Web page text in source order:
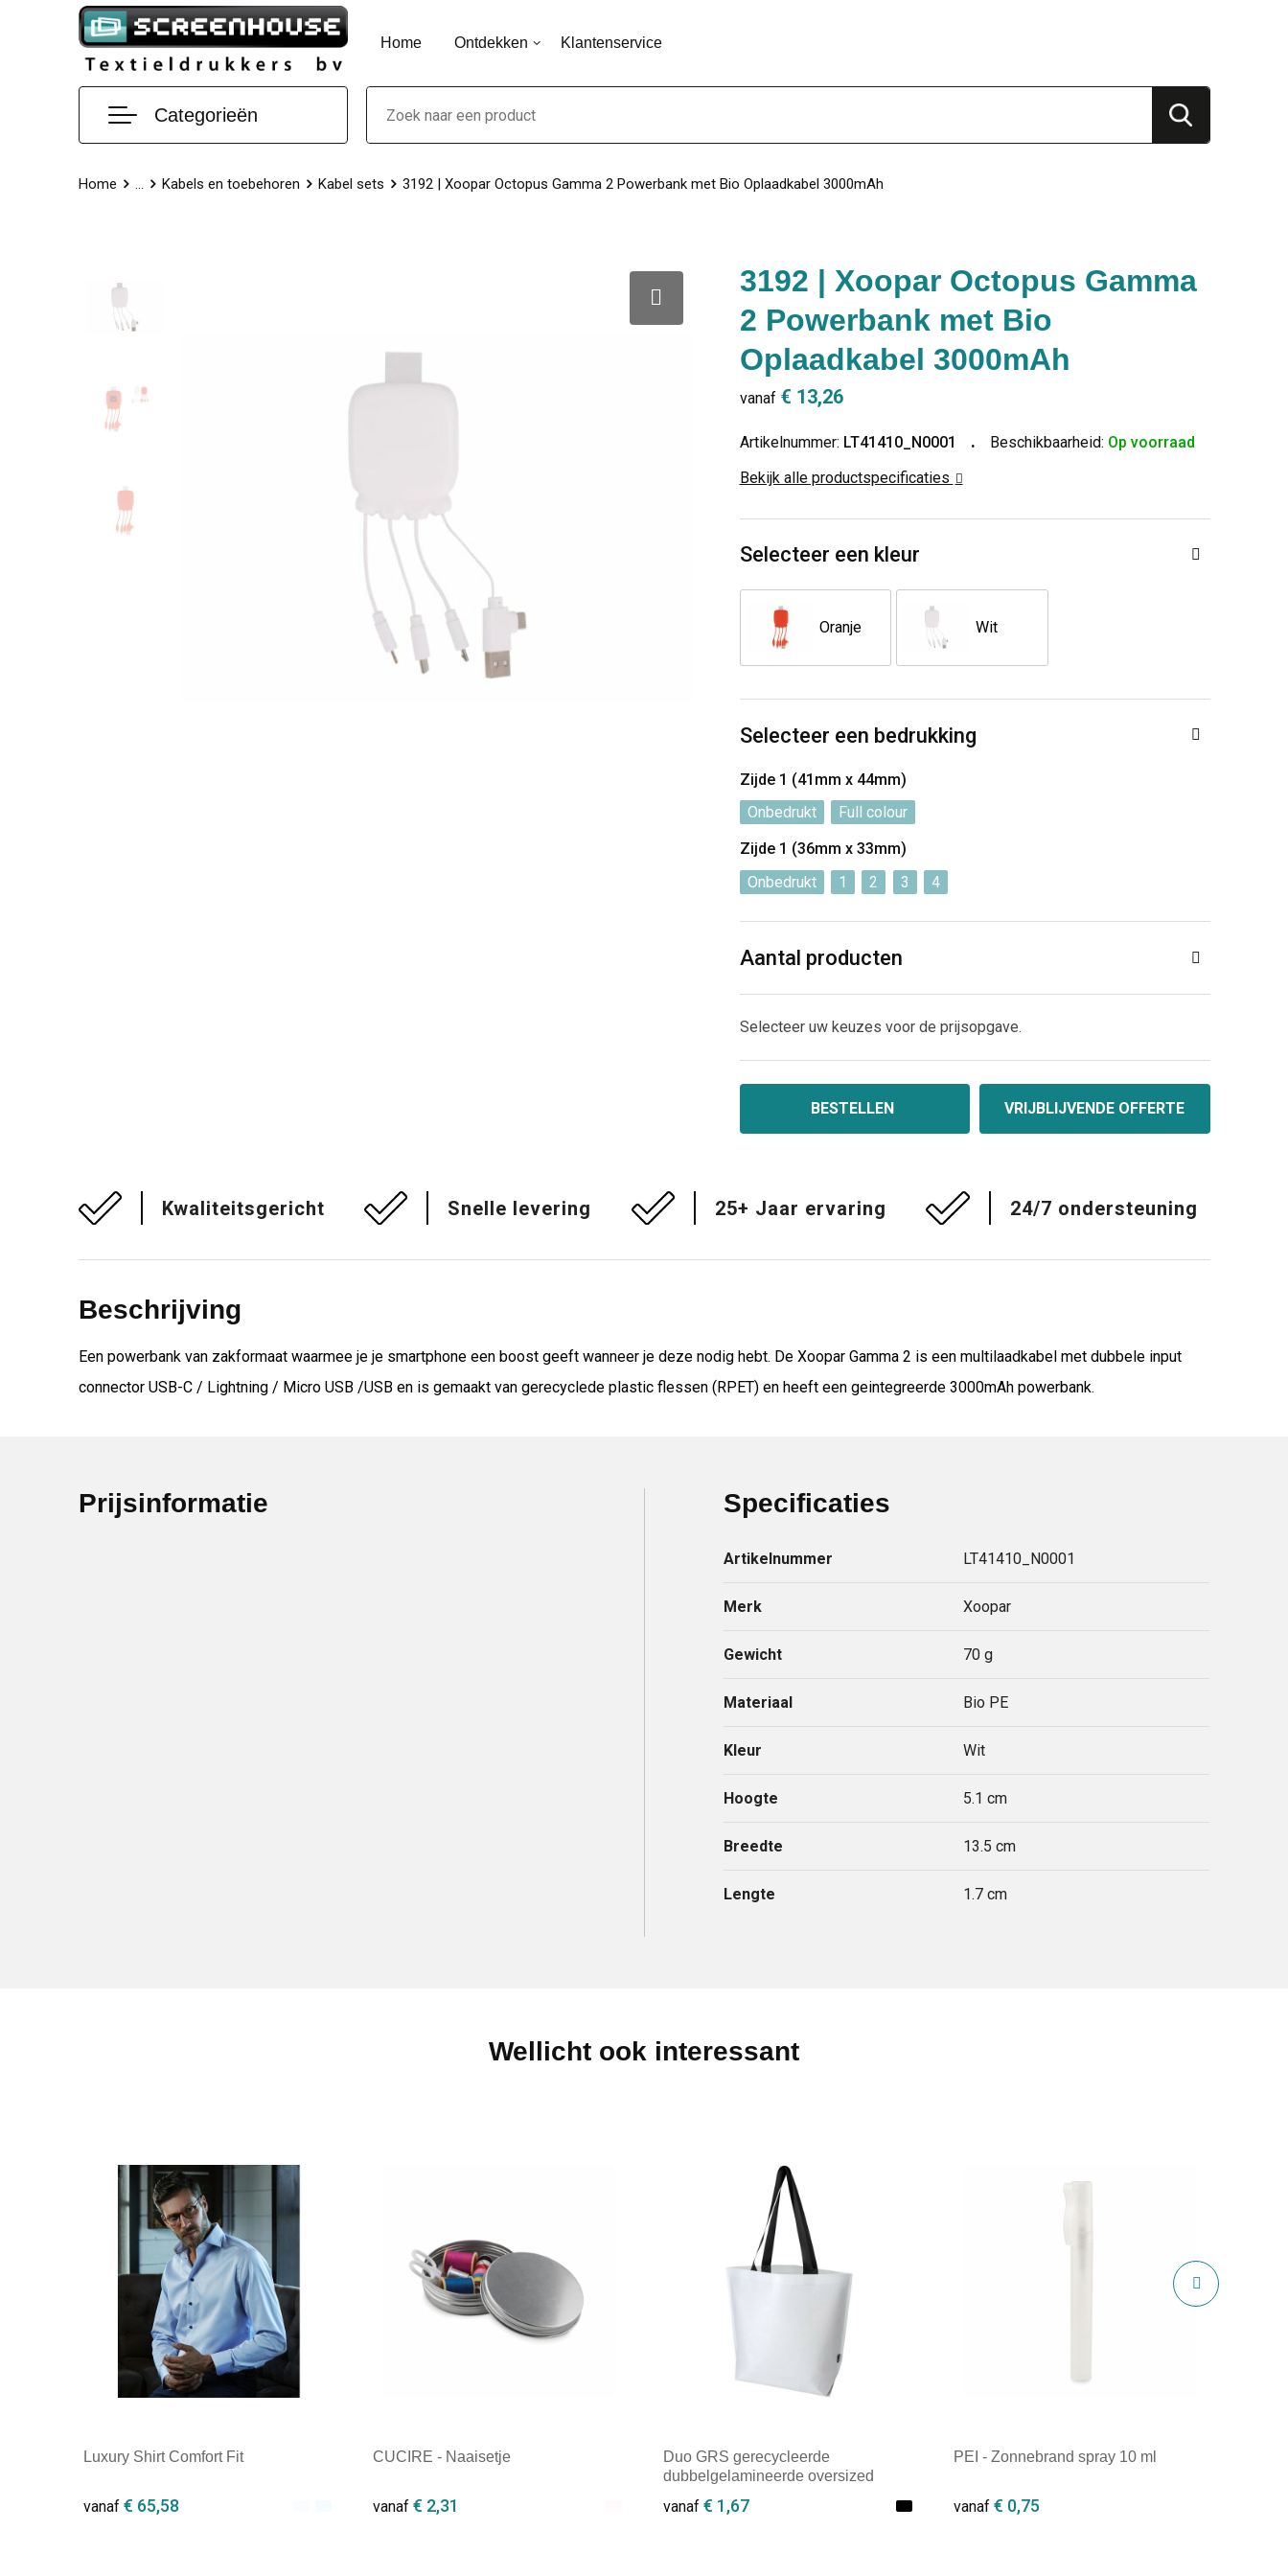
Home Ontdekken Klantenservice
Categorieën
Home ... Kabels en toebehoren Kabel sets 3192 | Xoopar Octopus Gamma 2 Powerbank met Bio Oplaadkabel 3000mAh
3192 | Xoopar Octopus Gamma
2 Powerbank met Bio
Oplaadkabel 3000mAh
vanaf € 13,26
Artikelnummer: LT41410_N0001 Beschikbaarheid: Op voorraad
Bekijk alle productspecificaties
Selecteer een kleur
Oranje Wit
Selecteer een bedrukking
Zijde 1 (41mm x 44mm)
Onbedrukt
Full colour
Zijde 1 (36mm x 33mm)
Onbedrukt
1 2 3 4
Aantal producten
Selecteer uw keuzes voor de prijsopgave.
BESTELLEN VRIJBLIJVENDE OFFERTE
Kwaliteitsgericht Snelle levering 25+ Jaar ervaring 24/7 ondersteuning
Beschrijving
Een powerbank van zakformaat waarmee je je smartphone een boost geeft wanneer je deze nodig hebt. De Xoopar Gamma 2 is een multilaadkabel met dubbele input
connector USB-C / Lightning / Micro USB /USB en is gemaakt van gerecyclede plastic flessen (RPET) en heeft een geintegreerde 3000mAh powerbank.
Prijsinformatie Specificaties
Artikelnummer LT41410_N0001
Merk Xoopar
Gewicht 70 g
Materiaal Bio PE
Kleur Wit
Hoogte 5.1 cm
Breedte 13.5 cm
Lengte 1.7 cm
Wellicht ook interessant
Luxury Shirt Comfort Fit
vanaf € 65,58
CUCIRE - Naaisetje
vanaf€ 2,31
Duo GRS gerecycleerde
dubbelgelamineerde oversized
vanaf € 1,67
PEI - Zonnebrand spray 10 ml
vanaf € 0,75